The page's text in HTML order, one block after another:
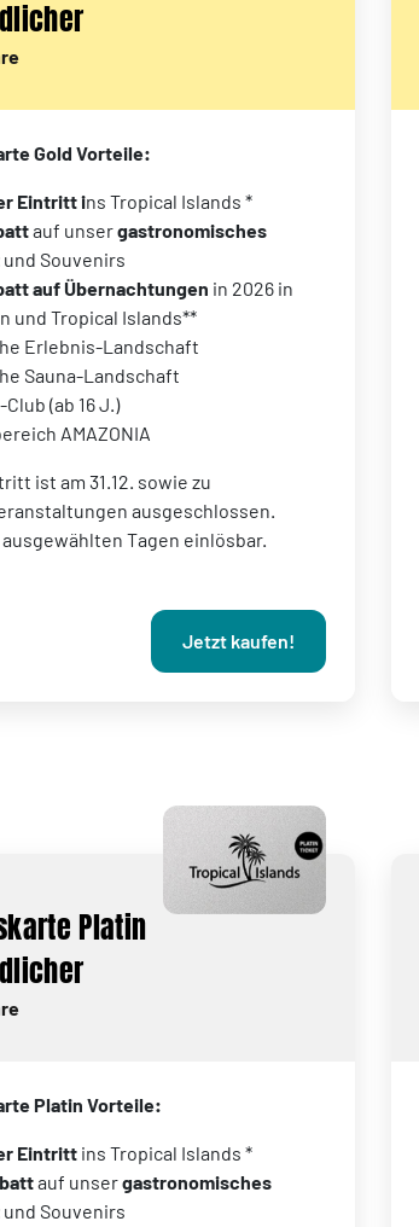
Gold Vorteile:
Eintritt ins Tropical Islands *
auf unsergastronomisches
und Souvenirs
auf Übernachtungen in 2026 in
und Tropical Islands**
Erlebnis-Landschaft
Sauna-Landschaft
(ab 16 J.)
AMAZONIA
ist am 31.12. sowie zu
ausgeschlossen.
ausgewählten Tagen einlösbar.
Jetzt kaufen!
Platin
Platin Vorteile:
Eintritt ins Tropical Islands *
auf unsergastronomisches
und Souvenirs